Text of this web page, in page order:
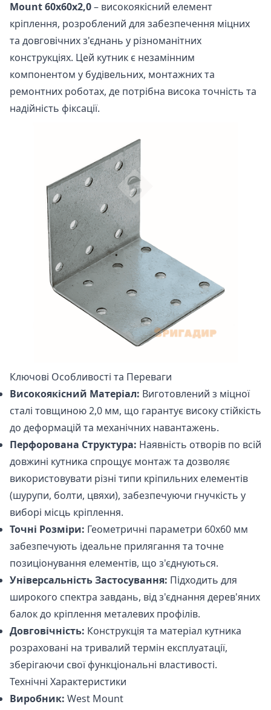
Mount 60х60х2,0– високоякісний елемент
кріплення, розроблений для забезпечення міцних
та довговічних з'єднань у різноманітних
конструкціях. Цей кутник є незамінним
компонентом у будівельних, монтажних та
ремонтних роботах, де потрібна висока точність та
надійність фіксації.
Ключові Особливості та Переваги
Високоякісний Матеріал: Виготовлений з міцної
сталі товщиною 2,0 мм, що гарантує високу стійкість
до деформацій та механічних навантажень.
Перфорована Структура: Наявність отворів по всій
довжині кутника спрощує монтаж та дозволяє
використовувати різні типи кріпильних елементів
(шурупи, болти, цвяхи), забезпечуючи гнучкість у
виборі місць кріплення.
Точні Розміри: Геометричні параметри 60х60 мм
забезпечують ідеальне прилягання та точне
позиціонування елементів, що з'єднуються.
Універсальність Застосування: Підходить для
широкого спектра завдань, від з'єднання дерев'яних
балок до кріплення металевих профілів.
Довговічність: Конструкція та матеріал кутника
розраховані на тривалий термін експлуатації,
зберігаючи свої функціональні властивості.
Технічні Характеристики
Виробник: West Mount